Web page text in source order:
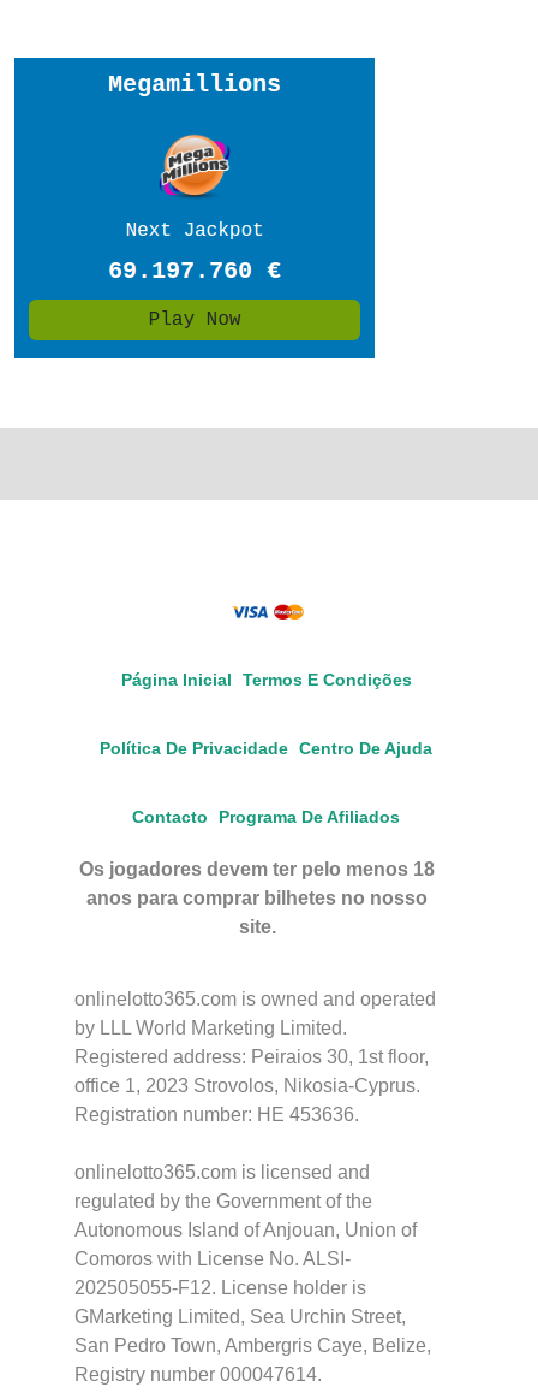
Página Inicial Termos E Condições
Política De Privacidade Centro De Ajuda
Contacto Programa De Afiliados
Os jogadores devem ter pelo menos 18
anos para comprar bilhetes no nosso
site.
onlinelotto365.com is owned and operated
by LLL World Marketing Limited.
Registered address: Peiraios 30, 1st floor,
office 1, 2023 Strovolos, Nikosia-Cyprus.
Registration number: HE 453636.
onlinelotto365.com is licensed and
regulated by the Government of the
Autonomous Island of Anjouan, Union of
Comoros with License No. ALSI-
202505055-F12. License holder is
GMarketing Limited, Sea Urchin Street,
San Pedro Town, Ambergris Caye, Belize,
Registry number 000047614.